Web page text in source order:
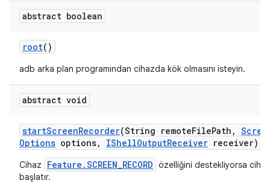
abstract boolean
root()
adb arka plan programından cihazda kök olmasını isteyin.
abstract void
startScreenRecorder(String remoteFilePath ,
Options options, IShellOutputReceiver receiver)
Cihaz Feature.SCREEN_RECORD özelliğini destekliyorsa
başlatır.